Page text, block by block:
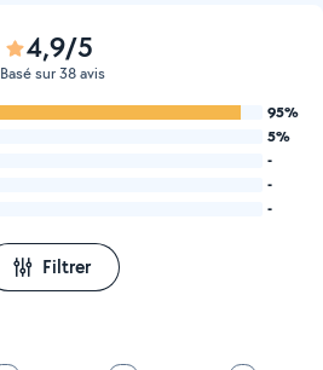
4,9/5
Basé sur 38 avis
95%
5%
-
-
-
Filtrer